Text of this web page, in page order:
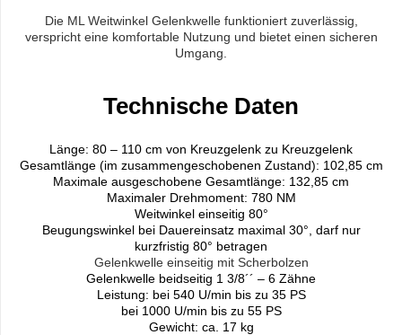
Die ML Weitwinkel Gelenkwelle funktioniert zuverlässig,
verspricht eine komfortable Nutzung und bietet einen sicheren
Umgang.
Technische Daten
Länge: 80 – 110 cm von Kreuzgelenk zu Kreuzgelenk
Gesamtlänge (im zusammengeschobenen Zustand): 102,85 cm
Maximale ausgeschobene Gesamtlänge: 132,85 cm
Maximaler Drehmoment: 780 NM
Weitwinkel einseitig 80°
Beugungswinkel bei Dauereinsatz maximal 30°, darf nur
kurzfristig 80° betragen
Gelenkwelle einseitig mit Scherbolzen
Gelenkwelle beidseitig 1 3/8´´ – 6 Zähne
Leistung: bei 540 U/min bis zu 35 PS
bei 1000 U/min bis zu 55 PS
Gewicht: ca. 17 kg